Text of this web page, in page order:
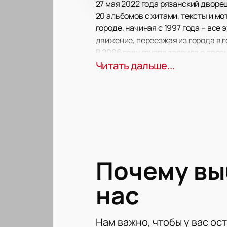
27 мая 2022 года рязанский
20 альбомов с хитами, тексты и
городе, начиная с 1997 года –
движение, переезжая из города в
В 2006 году группа заявила о
танцевальной музыки хотят
Читать дальше...
Почему
нас
Нам важно, чтобы у вас